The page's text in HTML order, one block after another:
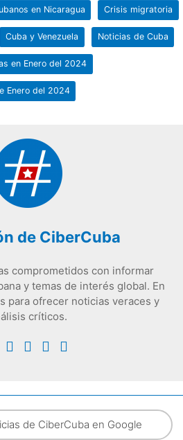
en Nicaragua Crisis migratoria
Cuba y Venezuela Noticias de Cuba
en Enero del 2024
Enero del 2024
de CiberCuba
comprometidos con informar
y temas de interés global. En
para ofrecer noticias veraces y
críticos.
de CiberCuba en Google